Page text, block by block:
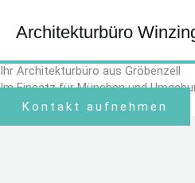
InhaltArchitekturbüro
Ihr Architekturbüro aus Gröbenzell
Im Einsatz für München und
Kontakt aufnehmen